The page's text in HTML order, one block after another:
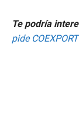
3
9
s
Te podría
pide